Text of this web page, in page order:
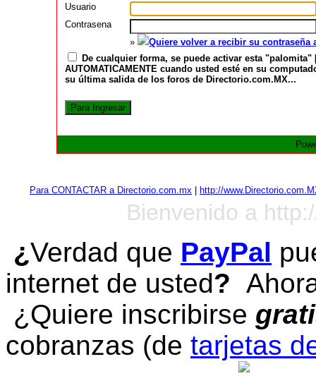
Usuario
Contrasena
»
Quiere volver a recibir su
De cualquier forma, se puede activar esta
AUTOMATICAMENTE cuando usted esté en su
su última salida de los foros de Directorio.com.MX...
Para CONTACTAR a Directorio.com.mx http://
Bienvenido a
¿Verdad que PayPal
internet de usted?
¿Quiere inscribirse
cobranzas (de tarjetas